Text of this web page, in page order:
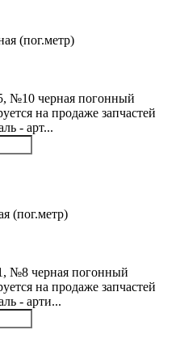
№10 черная погонный
на продаже запчастей
- арт...
№8 черная погонный
на продаже запчастей
- арти...